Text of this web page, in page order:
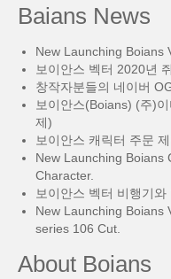
Baians News
New Launching Boians
보이안스 벡터 2020년
창작자분들의 네이버
보이안스(Boians) (주)
제)
보이안스 캐릭터 주문
New Launching Boians
Character.
보이안스 벡터 비행기
New Launching Boians
series 106 Cut.
About Boians